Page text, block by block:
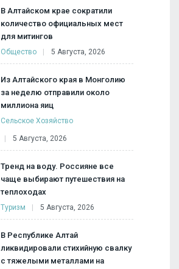
В Алтайском крае сократили
количество официальных мест
для митингов
Общество 5 Августа, 2026
Из Алтайского края в Монголию
за неделю отправили около
миллиона яиц
Сельское Хозяйство
5 Августа, 2026
Тренд на воду. Россияне все
чаще выбирают путешествия на
теплоходах
Туризм 5 Августа, 2026
В Республике Алтай
ликвидировали стихийную свалку
с тяжелыми металлами на